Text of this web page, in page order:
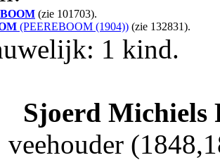
(zie 101703).
(PEEREBOOM (1904)) (zie 132831).
1 kind.
Sjoerd Michiels